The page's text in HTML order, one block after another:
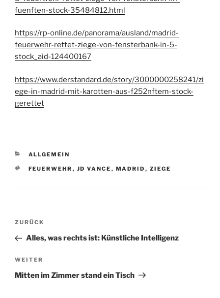
fuenften-stock-35484812.html
https://rp-online.de/panorama/ausland/madrid-
feuerwehr-rettet-ziege-von-fensterbank-in-5-
stock_aid-124400167
https://www.derstandard.de/story/3000000258241/zi
ege-in-madrid-mit-karotten-aus-f252nftem-stock-
gerettet
KATEGORIEN
ALLGEMEIN
SCHLAGWÖRTER
FEUERWEHR , JD VANCE , MADRID , ZIEGE
Beitragsnavigation
Vorheriger
Beitrag
ZURÜCK
Alles, was rechts ist: Künstliche Intelligenz
Nächster
Beitrag
WEITER
Mitten im Zimmer stand ein Tisch